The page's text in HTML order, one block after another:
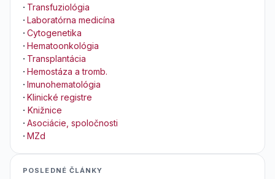
· Transfuziológia
· Laboratórna medicína
· Cytogenetika
· Hematoonkológia
· Transplantácia
· Hemostáza a tromb.
· Imunohematológia
· Klinické registre
· Knižnice
· Asociácie, spoločnosti
· MZd
POSLEDNÉ ČLÁNKY